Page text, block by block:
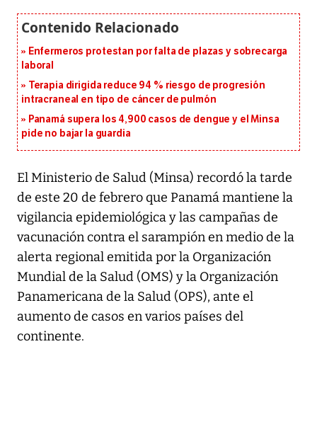
Enfermeros protestan por falta de plazas y sobrecarga
laboral
Terapia dirigida reduce 94 % riesgo de progresión
intracraneal en tipo de cáncer de pulmón
Panamá supera los 4,900 casos de dengue y el Minsa
pide no bajar la guardia
El Ministerio de Salud (Minsa) recordó la tarde
de este 20 de febrero que Panamá mantiene la
vigilancia epidemiológica y las campañas de
vacunación contra el sarampión en medio de la
alerta regional emitida por la Organización
Mundial de la Salud (OMS) y la Organización
Panamericana de la Salud (OPS), ante el
aumento de casos en varios países del
continente.